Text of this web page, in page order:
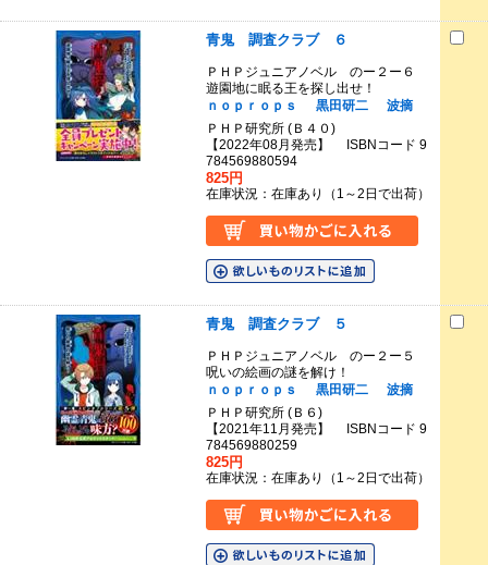
青鬼 調査クラブ ６
ＰＨＰジュニアノベル のー２ー６
遊園地に眠る王を探し出せ！
ｎｏｐｒｏｐｓ
黒田研二
波摘
ＰＨＰ研究所 (Ｂ４０)
【2022年08月発売】 ISBNコード 9
784569880594
825円
在庫状況：在庫あり（1～2日で出荷）
青鬼 調査クラブ ５
ＰＨＰジュニアノベル のー２ー５
呪いの絵画の謎を解け！
ｎｏｐｒｏｐｓ
黒田研二
波摘
ＰＨＰ研究所 (Ｂ６)
【2021年11月発売】 ISBNコード 9
784569880259
825円
在庫状況：在庫あり（1～2日で出荷）